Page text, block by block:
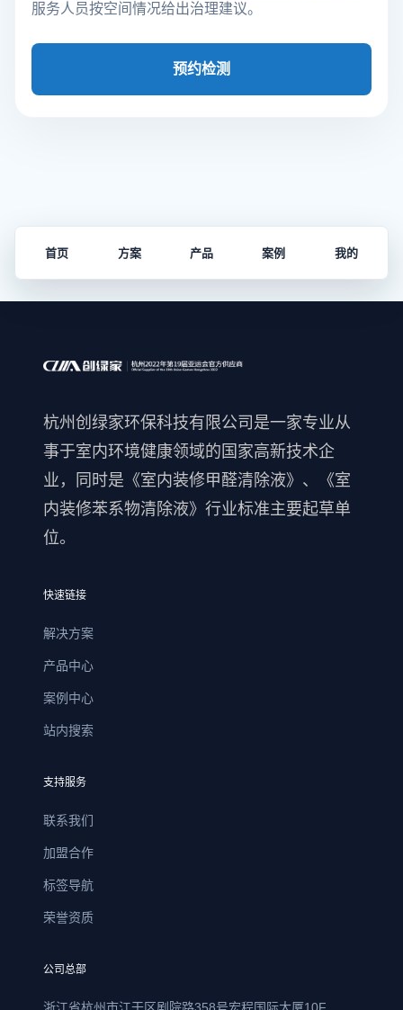
服务人员按空间情况给出治理建议。
预约检测
首页 方案 产品 案例 我的
杭州创绿家环保科技有限公司是一家专业从
事于室内环境健康领域的国家高新技术企
业，同时是《室内装修甲醛清除液》、《室
内装修苯系物清除液》行业标准主要起草单
位。
快速链接
解决方案
产品中心
案例中心
站内搜索
支持服务
联系我们
加盟合作
标签导航
荣誉资质
公司总部
浙江省杭州市江干区剧院路358号宏程国际大厦10F